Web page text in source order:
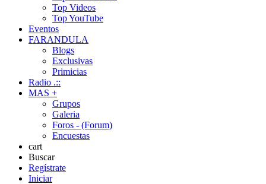
Top Videos
Top YouTube
Eventos
FARANDULA
Blogs
Exclusivas
Primicias
Radio .::
MAS +
Grupos
Galeria
Foros - (Forum)
Encuestas
cart
Buscar
Regístrate
Iniciar